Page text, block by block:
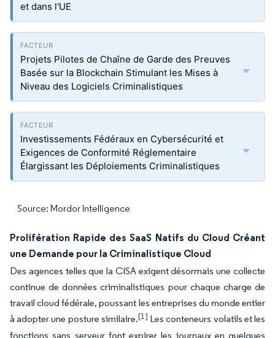
et dans l'UE
Projets Pilotes de Chaîne de Garde des Preuves
Basée sur la Blockchain Stimulant les Mises à
Niveau des Logiciels Criminalistiques
Investissements Fédéraux en Cybersécurité et
Exigences de Conformité Réglementaire
Élargissant les Déploiements Criminalistiques
Source: Mordor Intelligence
Prolifération Rapide des SaaS Natifs du Cloud Créant
une Demande pour la Criminalistique Cloud
Des agences telles que la CISA exigent désormais une collecte
continue de données criminalistiques pour chaque charge de
travail cloud fédérale, poussant les entreprises du monde entier
à adopter une posture similaire.[1] Les conteneurs volatils et les
fonctions sans serveur font expirer les journaux en quelques